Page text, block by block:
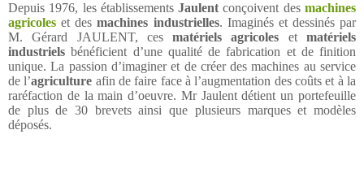
Depuis 1976, les établissementsJaulent conçoivent desmachines
agricoles et desmachines industrielles. Imaginés et dessinés par
M. Gérard JAULENT, cesmatériels agricoles etmatériels
industrielsbénéficient d’une qualité de fabrication et de finition
unique. La passion d’imaginer et de créer des machines au service
de l’agriculture afin de faire face à l’augmentation des coûts et à la
raréfaction de la main d’oeuvre. Mr Jaulent détient un portefeuille
de plus de 30 brevets ainsi que plusieurs marques et modèles
déposés.